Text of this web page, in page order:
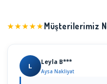
★★★★★Müşterilerimiz
L Leyla B***
Aysa Nakliyat